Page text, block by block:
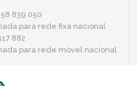
839 050
para rede fixa nacional
882
para rede móvel nacional